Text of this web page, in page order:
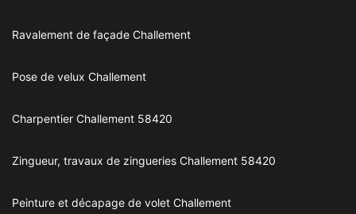
Ravalement de façade Challement
Pose de velux Challement
Charpentier Challement 58420
Zingueur, travaux de zingueries Challement 58420
Peinture et décapage de volet Challement